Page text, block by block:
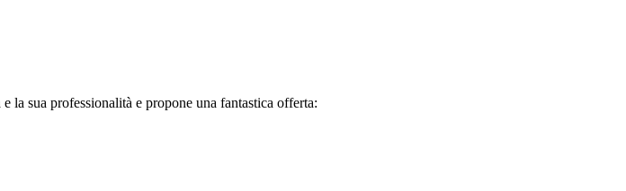
la sua professionalità e propone una fantastica offerta: